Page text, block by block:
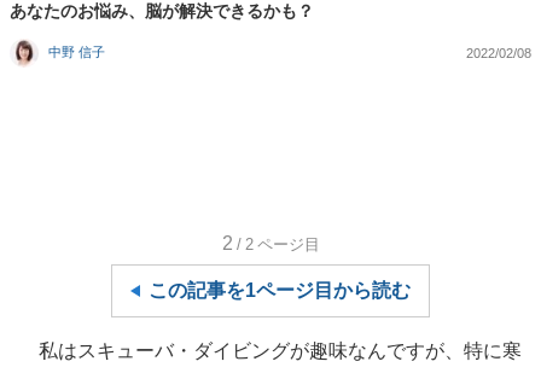
あなたのお悩み、脳が解決できるかも？
中野 信子 2022/02/08
2 /2 ページ目
この記事を1ページ目から読む
私はスキューバ・ダイビングが趣味なんですが、特に寒